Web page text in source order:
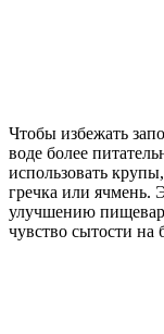
Чтобы избежать
воде более
использовать
гречка или ячмень.
улучшению
чувство сытости на